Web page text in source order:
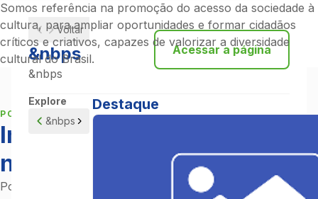
Voltar
&nbps
&nbps
Acessar a página
Explore
&nbps
Destaque
Somos referência na promoção do acesso da sociedade à
cultura, para ampliar oportunidades e formar cidadãos
críticos e criativos, capazes de valorizar a diversidade
cultural do Brasil.
POLÍTICA NACIONAL
Integração da cultura em
nossa atuação sistêmica
Por meio de projetos que impactam positivamente as